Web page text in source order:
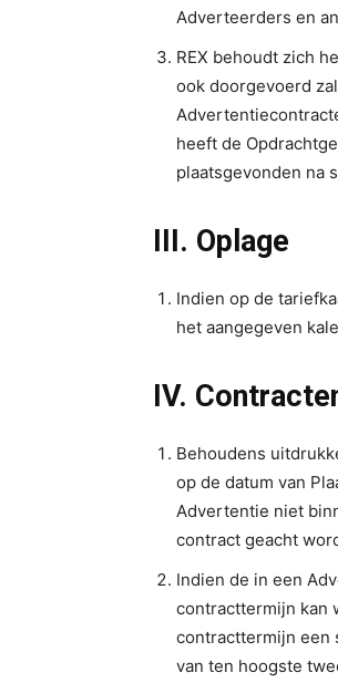
Adverteerders en
REX behoudt zich
ook doorgevoerd
heeft de
plaatsgevonden na
III. Oplage
Indien op de
het aangegeven
IV.
Behoudens
op de datum van
Advertentie niet
contract geacht
Indien de in een
contracttermijn kan
contracttermijn een
van ten hoogste